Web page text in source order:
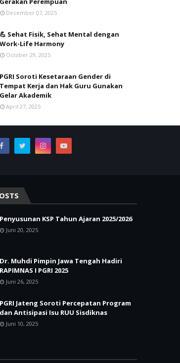
December 07, 2025
💪 Sehat Fisik, Sehat Mental dengan
Work-Life Harmony
October 29, 2025
PGRI Soroti Kesetaraan Gender di
Tempat Kerja dan Hak Guru Gunakan
Gelar Akademik
April 27, 2025
Penyusunan KSP Tahun Ajaran 2025/2026
Juni 20, 2025
Dr. Muhdi Pimpin Jawa Tengah Hadiri
RAPIMNAS I PGRI 2025
Juni 26, 2025
PGRI Jateng Soroti Percepatan Program
dan Antisipasi Isu RUU Sisdiknas
Juni 10, 2025